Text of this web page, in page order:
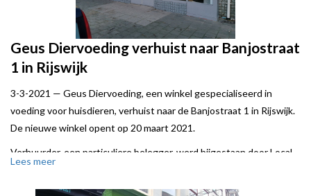
Geus Diervoeding verhuist naar Banjostraat
1 in Rijswijk
3-3-2021 — Geus Diervoeding, een winkel gespecialiseerd in
voeding voor huisdieren, verhuist naar de Banjostraat 1 in Rijswijk.
De nieuwe winkel opent op 20 maart 2021.
Verhuurder, een particuliere belegger, werd bijgestaan door Local
Lees meer